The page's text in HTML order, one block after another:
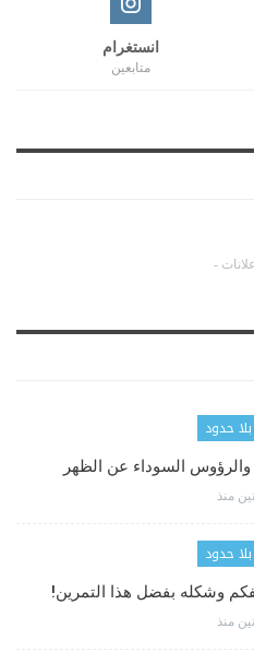
انستغرام
متابعين
حدود
منذ
حدود
وشكله بفضل هذا التمرين!
منذ